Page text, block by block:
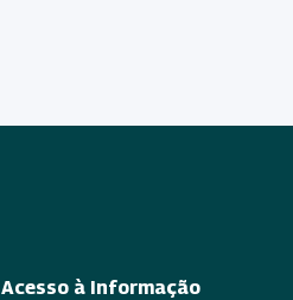
Acesso à Informação